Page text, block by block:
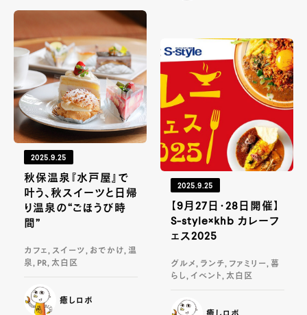
2025.9.25
秋保温泉『水戸屋』で
叶う、秋スイーツと日帰
り温泉の“ごほうび時
間”
カフェ, スイーツ, おでかけ, 温
泉, PR, 太白区
癒しロボ
2025.9.25
【9月27日・28日開催】
S-style×khb カレーフ
ェス2025
グルメ, ランチ, ファミリー, 暮
らし, イベント, 太白区